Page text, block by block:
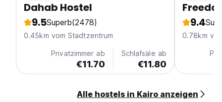
Dahab Hostel
9.5Superb(2478)
0.45km vom Stadtzentrum
Privatzimmer ab
€11.70
Schlafsäle ab
€11.80
9.4
0.78km
Alle hostels in Kairo anzeigen